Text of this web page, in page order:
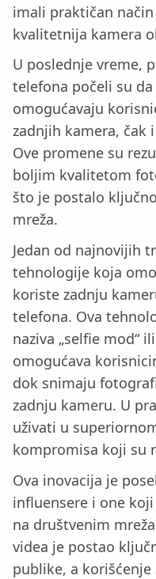
imali praktičan
kvalitetnija kamera
U poslednje vreme,
telefona počeli su
omogućavaju
zadnjih kamera, čak
Ove promene su
boljim kvalitetom
što je postalo
mreža.
Jedan od najnovijih
tehnologije koja
koriste zadnju
telefona. Ova
naziva „selfie mod“
omogućava
dok snimaju
zadnju kameru. U
uživati u
kompromisa koji su
Ova inovacija je
influensere i one
na društvenim
videa je postao
publike, a